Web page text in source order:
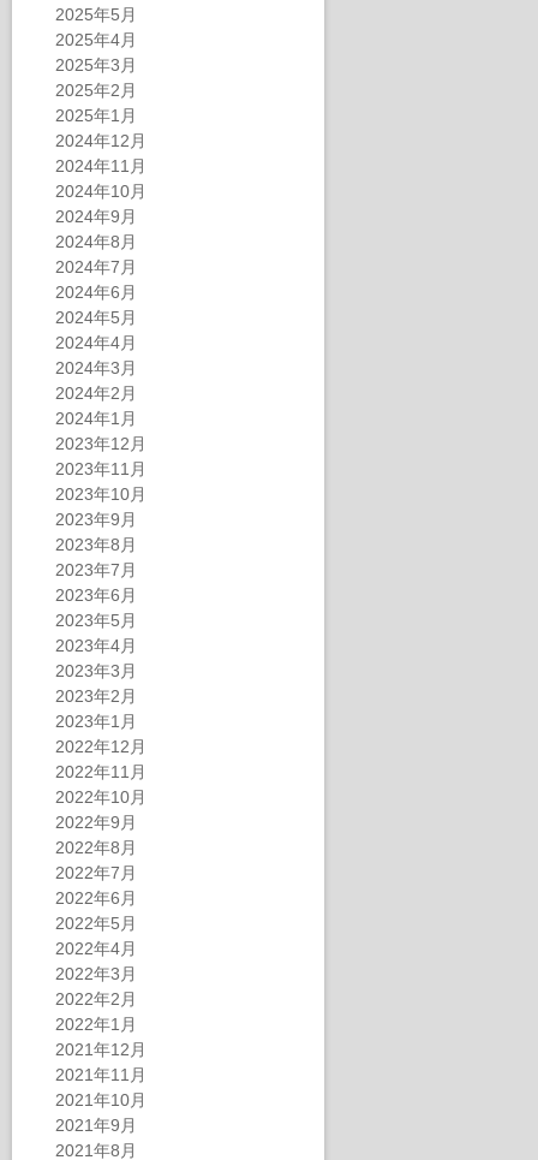
2025年5月
2025年4月
2025年3月
2025年2月
2025年1月
2024年12月
2024年11月
2024年10月
2024年9月
2024年8月
2024年7月
2024年6月
2024年5月
2024年4月
2024年3月
2024年2月
2024年1月
2023年12月
2023年11月
2023年10月
2023年9月
2023年8月
2023年7月
2023年6月
2023年5月
2023年4月
2023年3月
2023年2月
2023年1月
2022年12月
2022年11月
2022年10月
2022年9月
2022年8月
2022年7月
2022年6月
2022年5月
2022年4月
2022年3月
2022年2月
2022年1月
2021年12月
2021年11月
2021年10月
2021年9月
2021年8月